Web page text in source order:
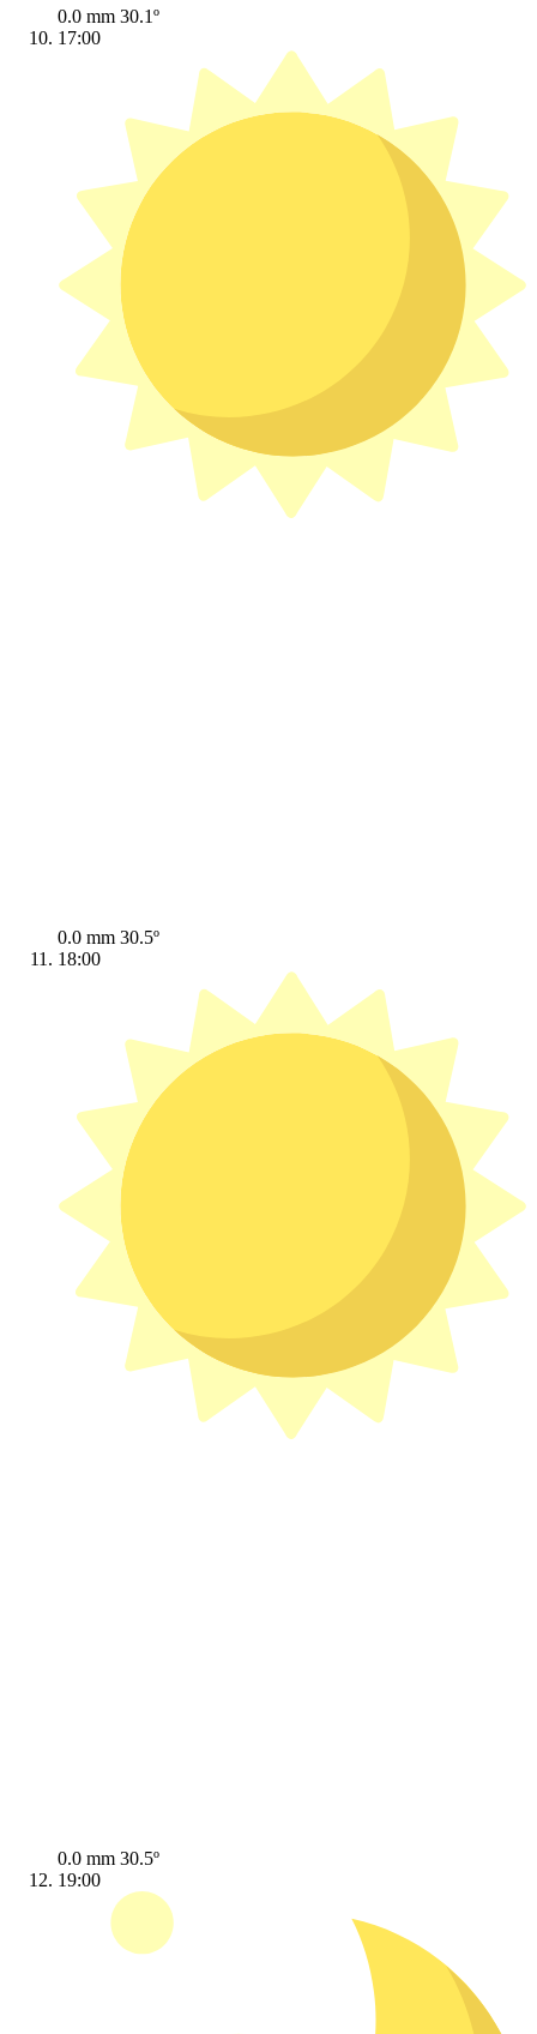
0.0 mm 30.1º
17:00
0.0 mm 30.5º
18:00
0.0 mm 30.5º
19:00